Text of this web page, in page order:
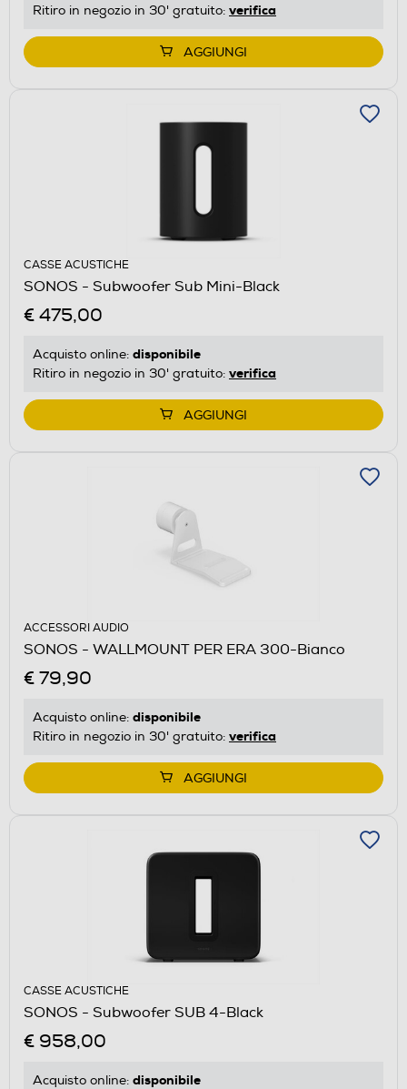
Ritiro in negozio in 30' gratuito: verifica
AGGIUNGI
CASSE ACUSTICHE
SONOS - Subwoofer Sub Mini-Black
€ 475,00
Acquisto online: disponibile
Ritiro in negozio in 30' gratuito: verifica
AGGIUNGI
ACCESSORI AUDIO
SONOS - WALLMOUNT PER ERA 300-Bianco
€ 79,90
Acquisto online: disponibile
Ritiro in negozio in 30' gratuito: verifica
AGGIUNGI
CASSE ACUSTICHE
SONOS - Subwoofer SUB 4-Black
€ 958,00
Acquisto online: disponibile